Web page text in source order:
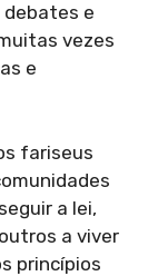
debates e
vezes
e
fariseus
a lei,
a viver
princípios